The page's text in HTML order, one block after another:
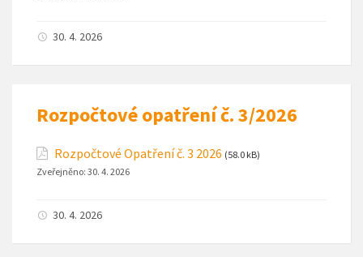
30. 4. 2026
Rozpočtové opatření č. 3/2026
Rozpočtové Opatření č. 3 2026 (58.0 kB)
Zveřejněno: 30. 4. 2026
30. 4. 2026